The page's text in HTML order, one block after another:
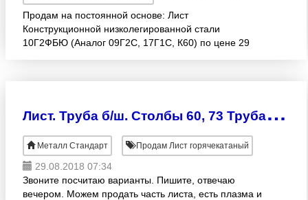
Продам на постоянной основе: Лист
Конструкционной низколегированной стали
10Г2ФБЮ (Аналог 09Г2С, 17Г1С, К60) по цене 29
Л
ист. Труба б/ш. Столбы 60, 73 Труба проф
Металл Стандарт Продам Лист горячекатаный
29.08.2018 07:34
Звоните посчитаю варианты. Пишите, отвечаю
вечером. Можем продать часть листа, есть плазма и